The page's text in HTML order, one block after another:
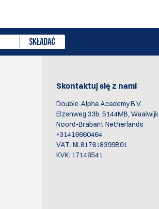
SKŁADAĆ
Skontaktuj się z nami
Double-Alpha Academy B.V.
Elzenweg 33b, 5144MB, Waalwijk
Noord-Brabant Netherlands
+31416660464
VAT: NL817618399B01
KVK: 17149541